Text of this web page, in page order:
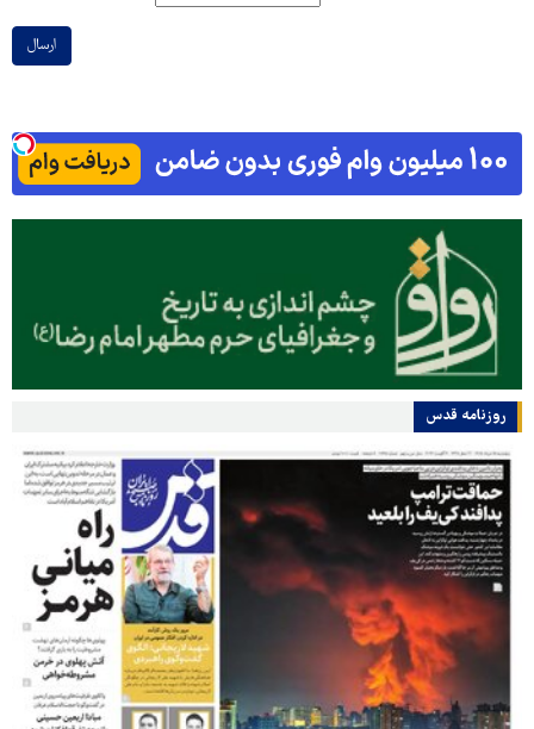
ارسال
روزنامه قدس